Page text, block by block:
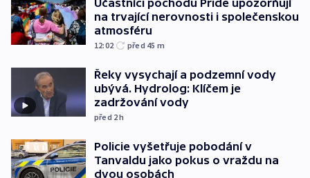
Účastníci pochodu Pride upozorňují
na trvající nerovnosti i společenskou
atmosféru
12:02 před 45 m
Řeky vysychají a podzemní vody
ubývá. Hydrolog: Klíčem je
zadržování vody
před 2h
Policie vyšetřuje pobodání v
Tanvaldu jako pokus o vraždu na
dvou osobách